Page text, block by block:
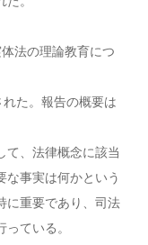
法の理論教育につ
た。報告の概要は
て、法律概念に該当
な事実は何かという
に重要であり、司法
ている。